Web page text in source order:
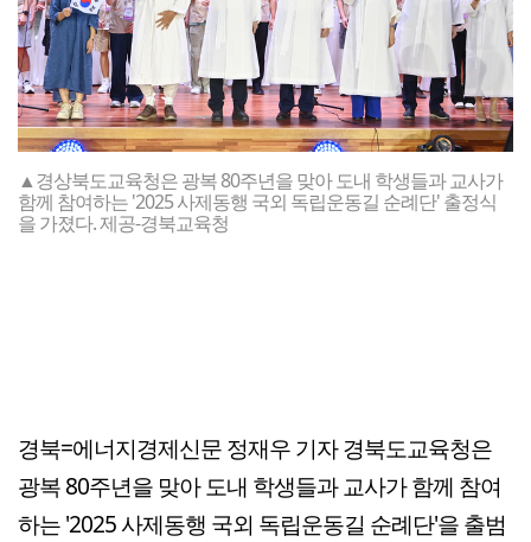
▲경상북도교육청은 광복 80주년을 맞아 도내 학생들과 교사가
함께 참여하는 '2025 사제동행 국외 독립운동길 순례단' 출정식
을 가졌다. 제공-경북교육청
경북=에너지경제신문 정재우 기자 경북도교육청은
광복 80주년을 맞아 도내 학생들과 교사가 함께 참여
하는 '2025 사제동행 국외 독립운동길 순례단'을 출범